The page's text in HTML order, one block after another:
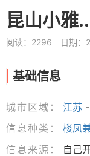
昆山小雅..
阅读：2296 日期
基础信息
城市区域： 江苏 -
信息种类：
楼凤
信息来源：
自己